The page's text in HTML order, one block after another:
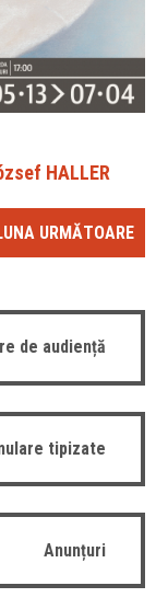
HALLER
URMĂTOARE
de audiență
tipizate
Anunțuri